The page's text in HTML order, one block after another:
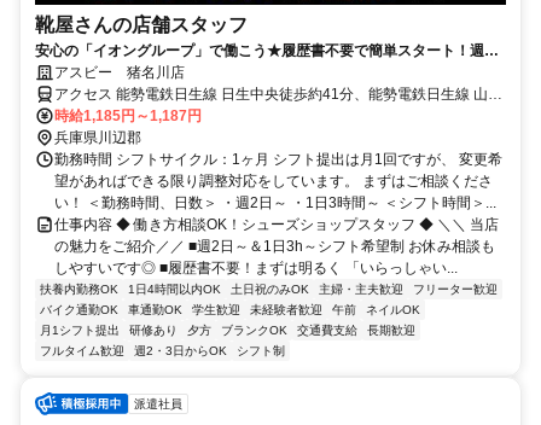
靴屋さんの店舗スタッフ
安心の「イオングループ」で働こう★履歴書不要で簡単スタート！週2
日～＆1日3h～ライフスタイルに合わせて無理なく勤務OK
アスビー 猪名川店
アクセス 能勢電鉄日生線 日生中央徒歩約41分、能勢電鉄日生線 山下
（兵庫県）徒歩約73分、能勢電鉄妙見線 笹部徒歩約76分 「トンガリ
橋」交差点スグ
時給1,185円～1,187円
兵庫県川辺郡
勤務時間 シフトサイクル：1ヶ月 シフト提出は月1回ですが、 変更希
望があればできる限り調整対応をしています。 まずはご相談くださ
い！ ＜勤務時間、日数＞ ・週2日～ ・1日3時間～ ＜シフト時間＞...
仕事内容 ◆ 働き方相談OK！シューズショップスタッフ ◆ ＼＼ 当店
の魅力をご紹介／／ ■週2日～＆1日3h～シフト希望制 お休み相談も
しやすいです◎ ■履歴書不要！まずは明るく 「いらっしゃい...
扶養内勤務OK 1日4時間以内OK 土日祝のみOK 主婦・主夫歓迎
フリーター歓迎
バイク通勤OK
車通勤OK 学生歓迎 未経験者歓迎 午前
ネイルOK
月1シフト提出
研修あり 夕方 ブランクOK 交通費支給
長期歓迎
フルタイム歓迎
週2・3日からOK シフト制
派遣社員